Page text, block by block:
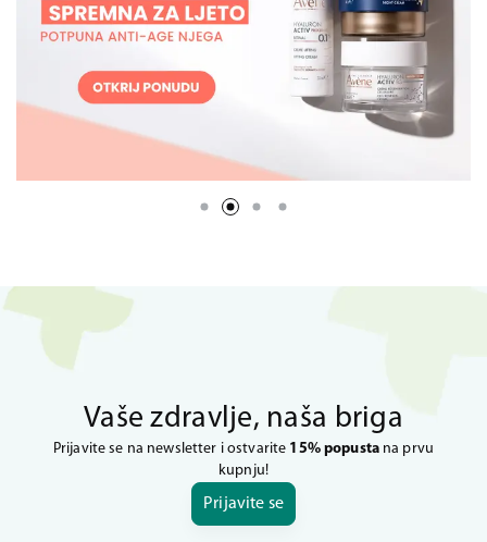
Vaše zdravlje, naša briga
Prijavite se na newsletter i ostvarite 15% popustana prvu
kupnju!
Prijavite se